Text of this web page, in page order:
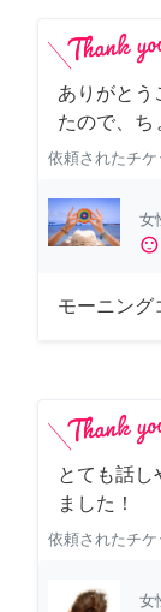
ありがとう
たので、ち
依頼されたチケ
女
sentiment_satisfied
モーニング
とても話し
ました！
依頼されたチケ
女